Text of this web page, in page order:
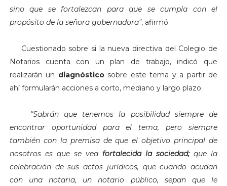
sino que se fortalezcan para que se cumpla con el
propósito de la señora gobernadora", afirmó.
Cuestionado sobre si la nueva directiva del Colegio de
Notarios cuenta con un plan de trabajo, indicó que
realizarán un diagnósticosobre este tema y a partir de
ahí formularán acciones a corto, mediano y largo plazo.
"Sabrán que tenemos la posibilidad siempre de
encontrar oportunidad para el tema, pero siempre
también con la premisa de que el objetivo principal de
nosotros es que se vea fortalecida la sociedad;que la
celebración de sus actos jurídicos, que cuando acudan
con una notaria, un notario público, sepan que le